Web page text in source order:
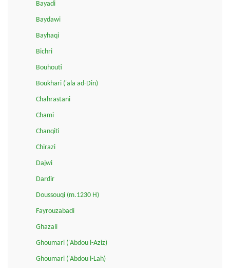
Bayadi
Baydawi
Bayhaqi
Bichri
Bouhouti
Boukhari ('ala ad-Din)
Chahrastani
Chami
Chanqiti
Chirazi
Dajwi
Dardir
Doussouqi (m.1230 H)
Fayrouzabadi
Ghazali
Ghoumari ('Abdou l-Aziz)
Ghoumari ('Abdou l-Lah)